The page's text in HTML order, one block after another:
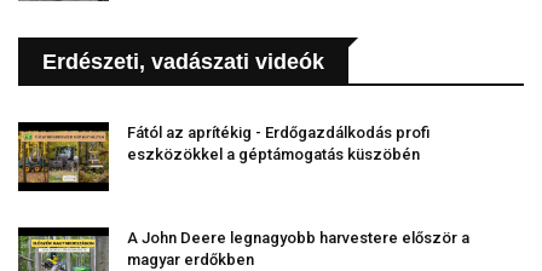
Erdészeti, vadászati videók
Fától az aprítékig - Erdőgazdálkodás profi
eszközökkel a géptámogatás küszöbén
A John Deere legnagyobb harvestere először a
magyar erdőkben